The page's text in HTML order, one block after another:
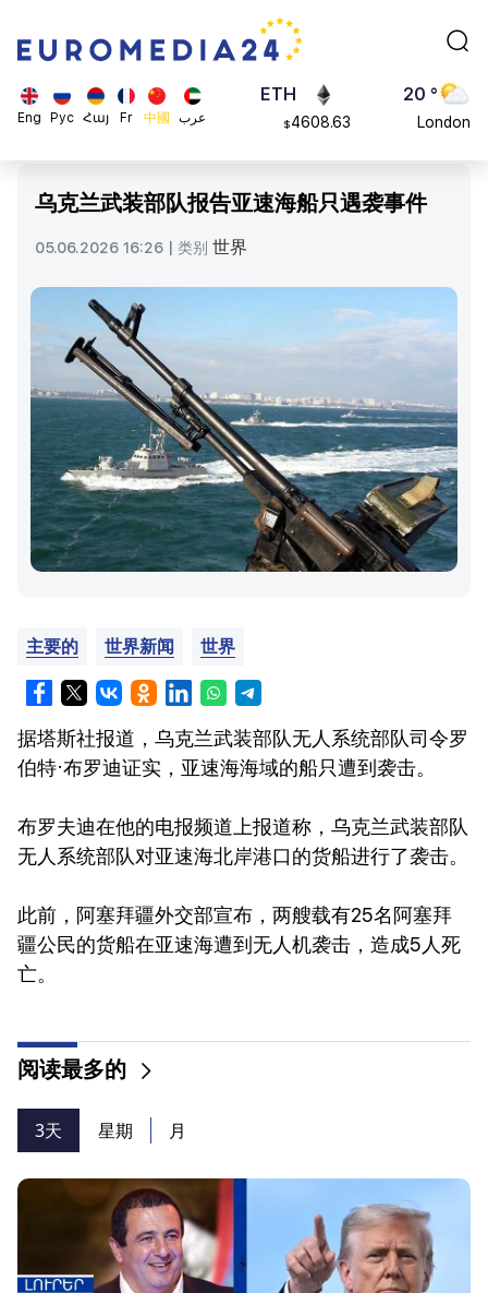
Eng Рус Հայ Fr 中國 عرب
ADA
0.868816
ETH
$4608.63
20 °
London
23 °
Rome
23 °
Madrid
乌克兰武装部队报告亚速海船只遇袭事件
05.06.2026 16:26 | 类别 世界
主要的 世界新闻 世界
据塔斯社报道，乌克兰武装部队无人系统部队司令罗
伯特·布罗迪证实，亚速海海域的船只遭到袭击。
布罗夫迪在他的电报频道上报道称，乌克兰武装部队
无人系统部队对亚速海北岸港口的货船进行了袭击。
此前，阿塞拜疆外交部宣布，两艘载有25名阿塞拜
疆公民的货船在亚速海遭到无人机袭击，造成5人死
亡。
阅读最多的
3天 星期 月